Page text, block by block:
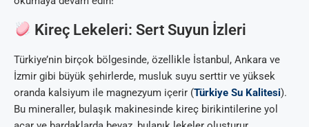
Kireç Lekeleri: Sert Suyun İzleri
Türkiye’nin birçok bölgesinde, özellikle İstanbul, Ankara ve
İzmir gibi büyük şehirlerde, musluk suyu serttir ve yüksek
oranda kalsiyum ile magnezyum içerir (Türkiye Su Kalitesi).
Bu mineraller, bulaşık makinesinde kireç birikintilerine yol